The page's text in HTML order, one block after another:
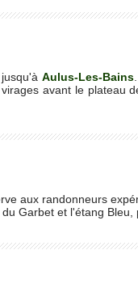
jusqu'àAulus-Les-Bains
avant le plateau
aux randonneurs
Garbet et l'étang